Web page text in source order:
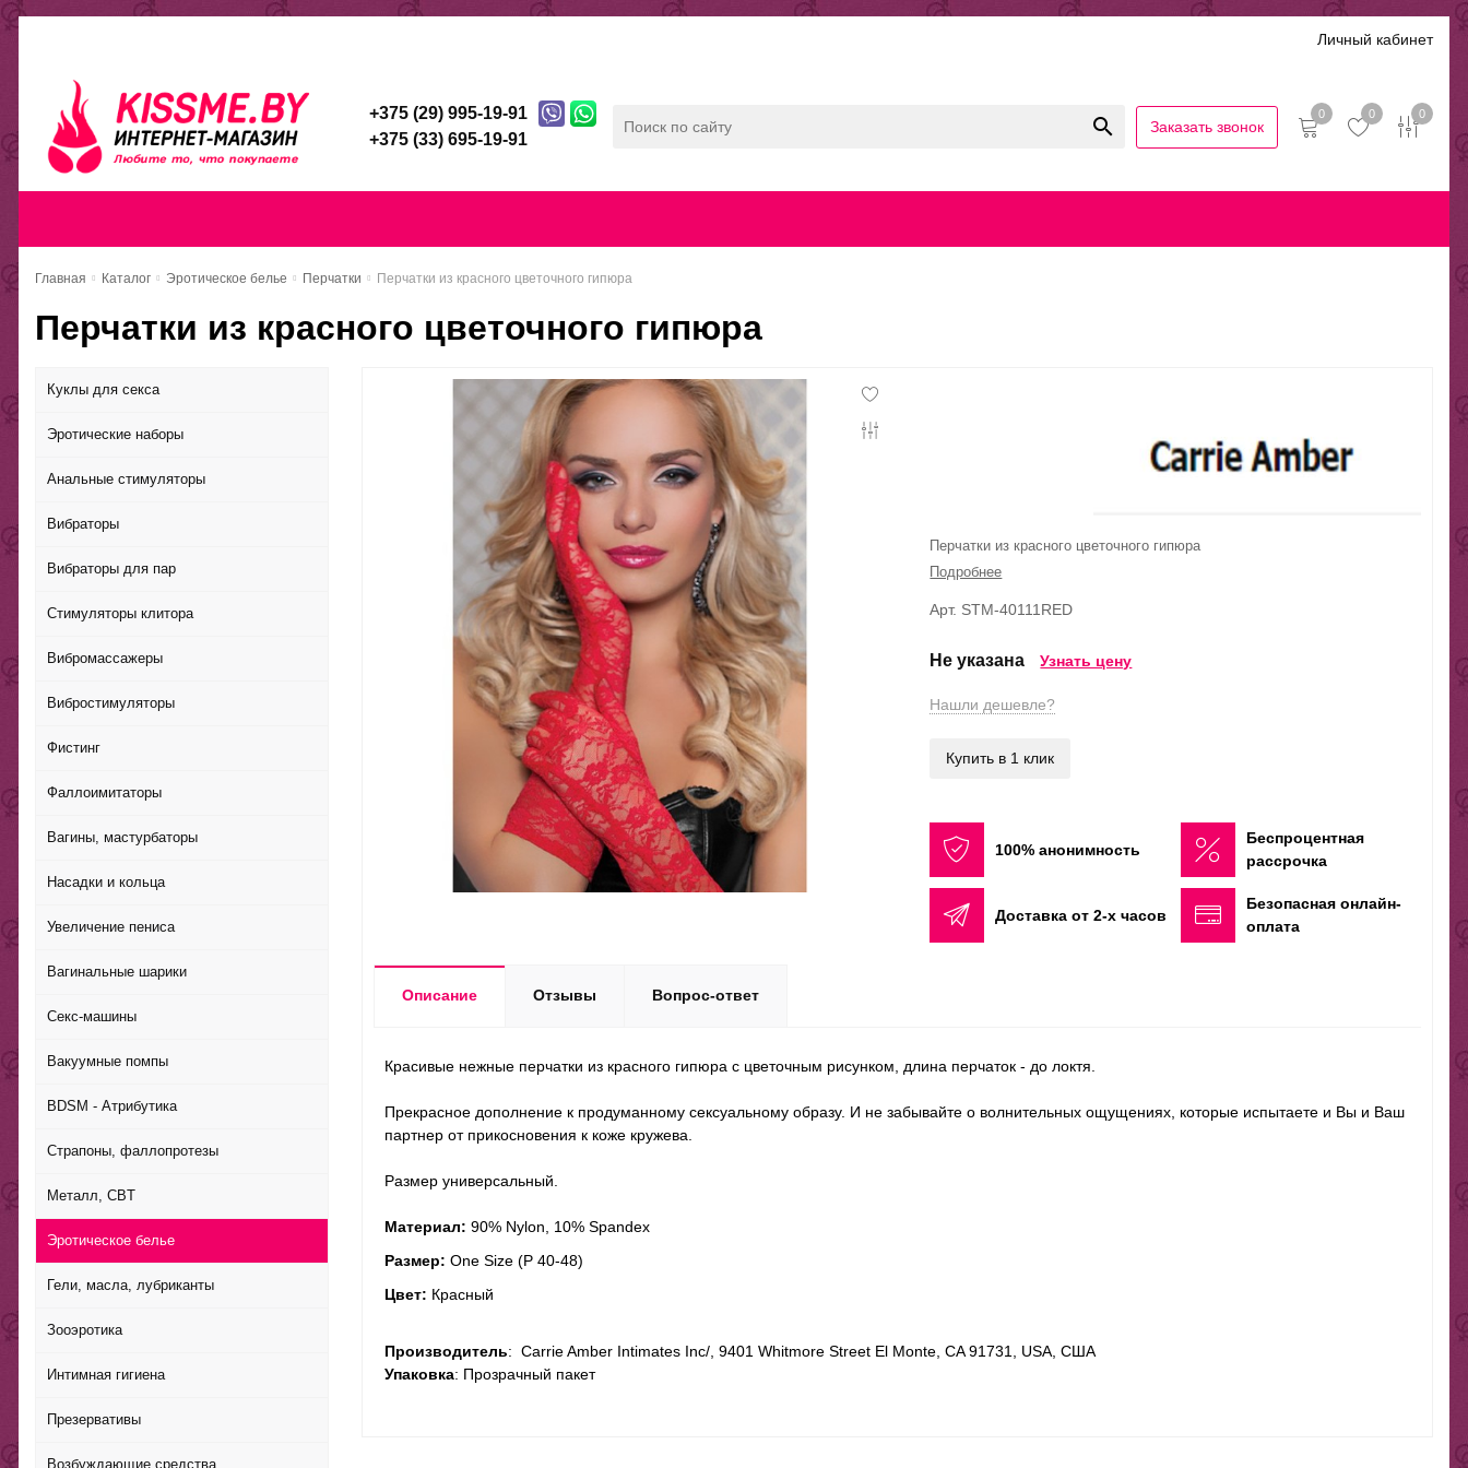
Личный кабинет
+375 (29) 995-19-91
+375 (33) 695-19-91
Заказать звонок
0 0 0
Главная Каталог Эротическое белье Перчатки Перчатки из красного цветочного гипюра
Перчатки из красного цветочного гипюра
Куклы для секса
Эротические наборы
Анальные стимуляторы
Вибраторы
Вибраторы для пар
Стимуляторы клитора
Вибромассажеры
Вибростимуляторы
Фистинг
Фаллоимитаторы
Вагины, мастурбаторы
Насадки и кольца
Увеличение пениса
Вагинальные шарики
Секс-машины
Вакуумные помпы
BDSM - Атрибутика
Страпоны, фаллопротезы
Металл, CBT
Эротическое белье
Гели, масла, лубриканты
Зооэротика
Интимная гигиена
Презервативы
Возбуждающие средства
Перчатки из красного цветочного гипюра
Подробнее
Арт. STM-40111RED
Не указана Узнать цену
Нашли дешевле?
Купить в 1 клик
100% анонимность
Беспроцентная
рассрочка
Доставка от 2-х часов
Безопасная онлайн-
оплата
Описание Отзывы Вопрос-ответ
Красивые нежные перчатки из красного гипюра с цветочным рисунком, длина перчаток - до локтя.
Прекрасное дополнение к продуманному сексуальному образу. И не забывайте о волнительных ощущениях, которые испытаете и Вы и Ваш
партнер от прикосновения к коже кружева.
Размер универсальный.
Материал: 90% Nylon, 10% Spandex
Размер: One Size (Р 40-48)
Цвет: Красный
Производитель: Carrie Amber Intimates Inc/, 9401 Whitmore Street El Monte, CA 91731, USA, США
Упаковка: Прозрачный пакет